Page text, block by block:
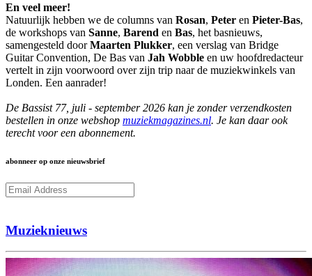
En veel meer!
Natuurlijk hebben we de columns van Rosan, Peter en Pieter-Bas,
de workshops van Sanne, Barend en Bas, het basnieuws,
samengesteld doorMaarten Plukker, een verslag van Bridge
Guitar Convention, De Bas van Jah Wobble en uw hoofdredacteur
vertelt in zijn voorwoord over zijn trip naar de muziekwinkels van
Londen. Een aanrader!
De Bassist 77, juli - september 2026 kan je zonder verzendkosten
bestellen in onze webshop muziekmagazines.nl. Je kan daar ook
terecht voor een abonnement.
abonneer op onze nieuwsbrief
Muzieknieuws